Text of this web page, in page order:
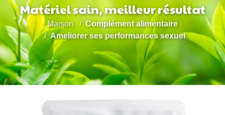
Soulagement
constipation
Supplément
perte de
Complément
beauté
Renforcer
le
système
immunitaire
Ameliorer
ses
sexuel
Comprimés/Pilules Gélules Boisson solide
Boisson liquide Sachet de thé
Bonbons
Matériel sain, meilleur résultat
Maison
Complément alimentaire
Ameliorer ses performances sexuel